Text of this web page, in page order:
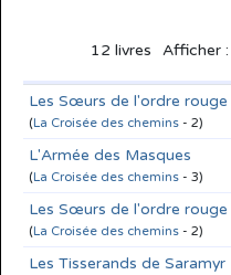
12 livres Afficher :
Les Sœurs de l'ordre rouge
(La Croisée des chemins - 2)
L'Armée des Masques
(La Croisée des chemins - 3)
Les Sœurs de l'ordre rouge
(La Croisée des chemins - 2)
Les Tisserands de Saramyr